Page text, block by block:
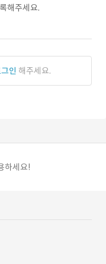
해주세요.
인 해주세요.
하세요!